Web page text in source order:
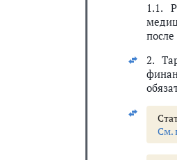
1.1.
2.
См.